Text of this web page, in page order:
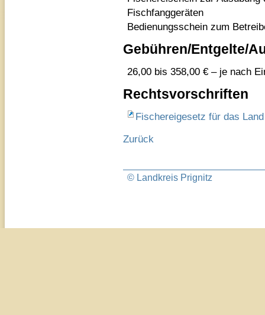
Fischfanggeräten
Bedienungsschein zum
Gebühren/Entgelte/
26,00 bis 358,00 € – je nach
Rechtsvorschriften
Fischereigesetz für das
Zurück
© Landkreis Prignitz